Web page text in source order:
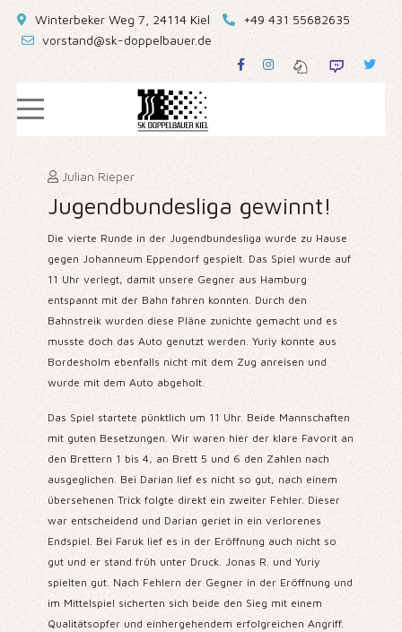
Winterbeker Weg 7, 24114 Kiel
+49 431 55682635
vorstand@sk-doppelbauer.de
Julian Rieper
Jugendbundesliga gewinnt!
Die vierte Runde in der Jugendbundesliga wurde zu Hause
gegen Johanneum Eppendorf gespielt. Das Spiel wurde auf
11 Uhr verlegt, damit unsere Gegner aus Hamburg
entspannt mit der Bahn fahren konnten. Durch den
Bahnstreik wurden diese Pläne zunichte gemacht und es
musste doch das Auto genutzt werden. Yuriy konnte aus
Bordesholm ebenfalls nicht mit dem Zug anreisen und
wurde mit dem Auto abgeholt.
Das Spiel startete pünktlich um 11 Uhr. Beide Mannschaften
mit guten Besetzungen. Wir waren hier der klare Favorit an
den Brettern 1 bis 4, an Brett 5 und 6 den Zahlen nach
ausgeglichen. Bei Darian lief es nicht so gut, nach einem
übersehenen Trick folgte direkt ein zweiter Fehler. Dieser
war entscheidend und Darian geriet in ein verlorenes
Endspiel. Bei Faruk lief es in der Eröffnung auch nicht so
gut und er stand früh unter Druck. Jonas R. und Yuriy
spielten gut. Nach Fehlern der Gegner in der Eröffnung und
im Mittelspiel sicherten sich beide den Sieg mit einem
Qualitätsopfer und einhergehendem erfolgreichen Angriff.